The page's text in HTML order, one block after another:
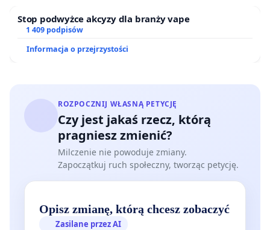
Stop podwyżce akcyzy dla branży vape
1 409 podpisów
Informacja o przejrzystości
ROZPOCZNIJ WŁASNĄ PETYCJĘ
Czy jest jakaś rzecz, którą
pragniesz zmienić?
Milczenie nie powoduje zmiany.
Zapoczątkuj ruch społeczny, tworząc petycję.
Opisz zmianę, którą chcesz zobaczyć
Zasilane przez AI